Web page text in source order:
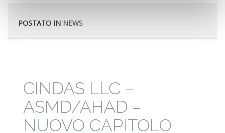
POSTATO IN NEWS
CINDAS LLC –
ASMD/AHAD –
NUOVO CAPITOLO